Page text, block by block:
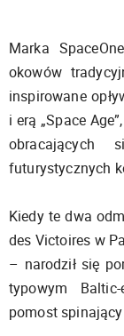
Marka
okowów
inspirowane
i erą „Space
obracających
futurystycznych
Kiedy te dwa
des Victoires w
– narodził się
typowym
pomost